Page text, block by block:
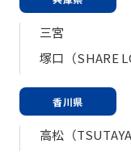
三宮
塚口（SHARE
香川県
高松（